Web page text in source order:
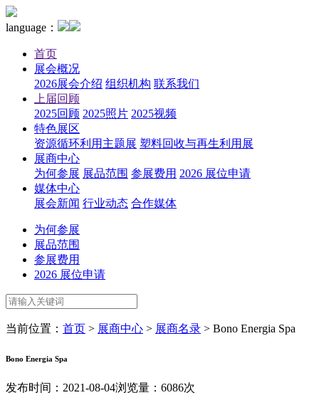
language：
首页
展会概况
2026展会介绍 组织机构 联系我们
上届回顾
2025回顾 2025照片 2025视频
特色展区
资源循环利用主题展 塑料回收与再生利用展
展商中心
为何参展 展品范围 参展费用 2026 展位申请
媒体中心
展会新闻 行业动态 合作媒体
为何参展
展品范围
参展费用
2026 展位申请
当前位置： 首页 > 展商中心 > 展商名录 > Bono Energia Spa
Bono Energia Spa
发布时间：2021-08-04浏览量：6086次